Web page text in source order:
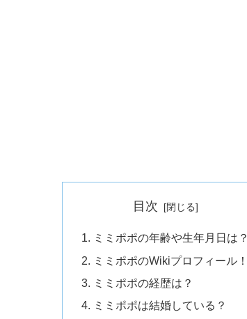
目次
ミミポポの年齢や生年月日は？
ミミポポのWikiプロフィール！
ミミポポの経歴は？
ミミポポは結婚している？